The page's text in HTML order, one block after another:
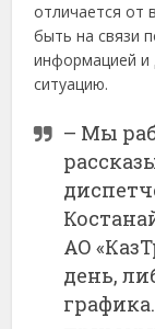
отличается от
быть на связи
информацией и
ситуацию.
– Мы
АО
день,